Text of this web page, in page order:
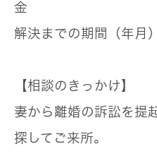
金
解決までの期間（年月）
【相談のきっかけ】
妻から離婚の訴訟を提
探してご来所。